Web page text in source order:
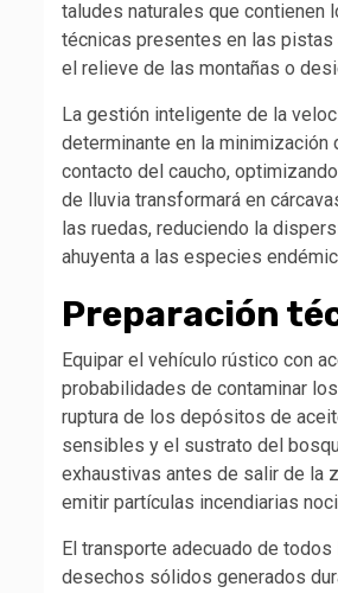
taludes naturales que
técnicas presentes en las
el relieve de las montañas o
La gestión inteligente de la
determinante en la minimización
contacto del caucho,
de lluvia transformará en
las ruedas, reduciendo la
ahuyenta a las especies
Preparación
Equipar el vehículo rústico con
probabilidades de contaminar
ruptura de los depósitos de
sensibles y el sustrato del
exhaustivas antes de salir de la
emitir partículas incendiarias
El transporte adecuado de todos
desechos sólidos generados